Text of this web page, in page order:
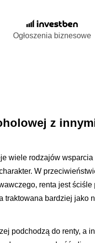
Ogłoszenia biznesowe
z
wiele rodzajów wsparcia
W
renta jest
traktowana bardziej jako
podchodzą do renty, a